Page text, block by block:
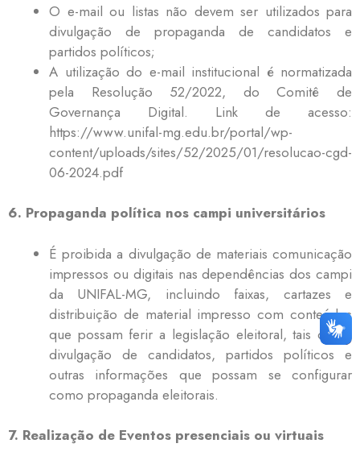
O e-mail ou listas não devem ser utilizados para
divulgação de propaganda de candidatos e
partidos políticos;
A utilização do e-mail institucional é normatizada
pela Resolução 52/2022, do Comitê de
Governança Digital. Link de acesso:
https://www.unifal-mg.edu.br/portal/wp-
content/uploads/sites/52/2025/01/resolucao-cgd-
06-2024.pdf
6. Propaganda política nos campi universitários
É proibida a divulgação de materiais comunicação
impressos ou digitais nas dependências dos campi
da UNIFAL-MG, incluindo faixas, cartazes e
distribuição de material impresso com conteúdos
que possam ferir a legislação eleitoral, tais como
divulgação de candidatos, partidos políticos e
outras informações que possam se configurar
como propaganda eleitorais.
7. Realização de Eventos presenciais ou virtuais